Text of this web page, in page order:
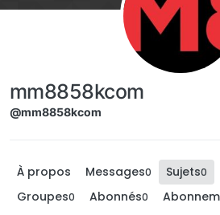
mm8858kcom
@mm8858kcom
À propos Messages0 Sujets0
Groupes0 Abonnés0